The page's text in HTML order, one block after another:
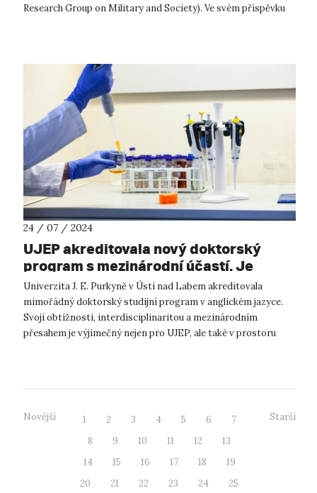
Research Group on Military and Society). Ve svém příspěvku
24 / 07 / 2024
UJEP akreditovala nový doktorský
program s mezinárodní účastí. Je
výzvou pro mladé vědce a vědkyně v
oblasti materiálů a biotechnologií
Univerzita J. E. Purkyně v Ústí nad Labem akreditovala
mimořádný doktorský studijní program v anglickém jazyce.
Svojí obtížností, interdisciplinaritou a mezinárodním
přesahem je výjimečný nejen pro UJEP, ale také v prostoru
Novější 1 2 3 4 5 6
7
8
9 10 11 12
13
14
15 16 17 18
19
20
21 22 23 24 25
Starší